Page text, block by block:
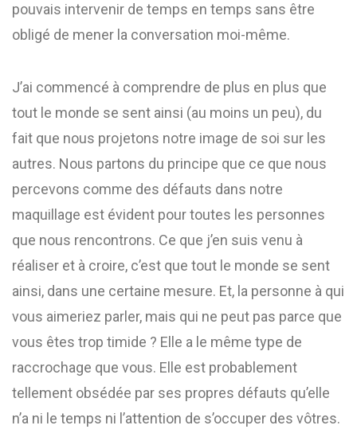
pouvais intervenir de temps en temps sans être
obligé de mener la conversation moi-même.
J’ai commencé à comprendre de plus en plus que
tout le monde se sent ainsi (au moins un peu), du
fait que nous projetons notre image de soi sur les
autres. Nous partons du principe que ce que nous
percevons comme des défauts dans notre
maquillage est évident pour toutes les personnes
que nous rencontrons. Ce que j’en suis venu à
réaliser et à croire, c’est que tout le monde se sent
ainsi, dans une certaine mesure. Et, la personne à qui
vous aimeriez parler, mais qui ne peut pas parce que
vous êtes trop timide ? Elle a le même type de
raccrochage que vous. Elle est probablement
tellement obsédée par ses propres défauts qu’elle
n’a ni le temps ni l’attention de s’occuper des vôtres.